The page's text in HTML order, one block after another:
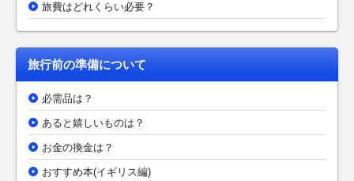
旅費はどれくらい必要？
旅行前の準備について
必需品は？
あると嬉しいものは？
お金の換金は？
おすすめ本(イギリス編)